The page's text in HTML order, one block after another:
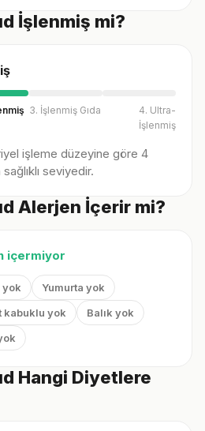
İşlenmiş mi?
3. İşlenmiş Gıda
4. Ultra-
İşlenmiş
işleme düzeyine göre 4
sağlıklı seviyedir.
Alerjen İçerir mi?
içermiyor
yok
Yumurta yok
kabuklu yok
Balık yok
Hangi Diyetlere